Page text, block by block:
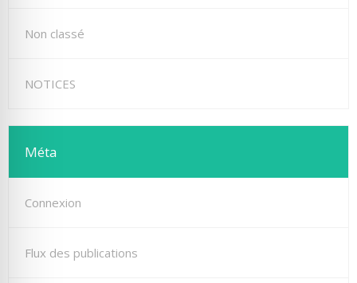
Non classé
NOTICES
Méta
Connexion
Flux des publications